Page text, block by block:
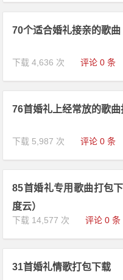
70个适合婚礼接亲的歌曲
下载 4,636 次 评论 0 条
76首婚礼上经常放的歌
下载 5,987 次 评论 0 条
85首婚礼专用歌曲打包
度云）
下载 14,577 次 评论 0 条
31首婚礼情歌打包下载